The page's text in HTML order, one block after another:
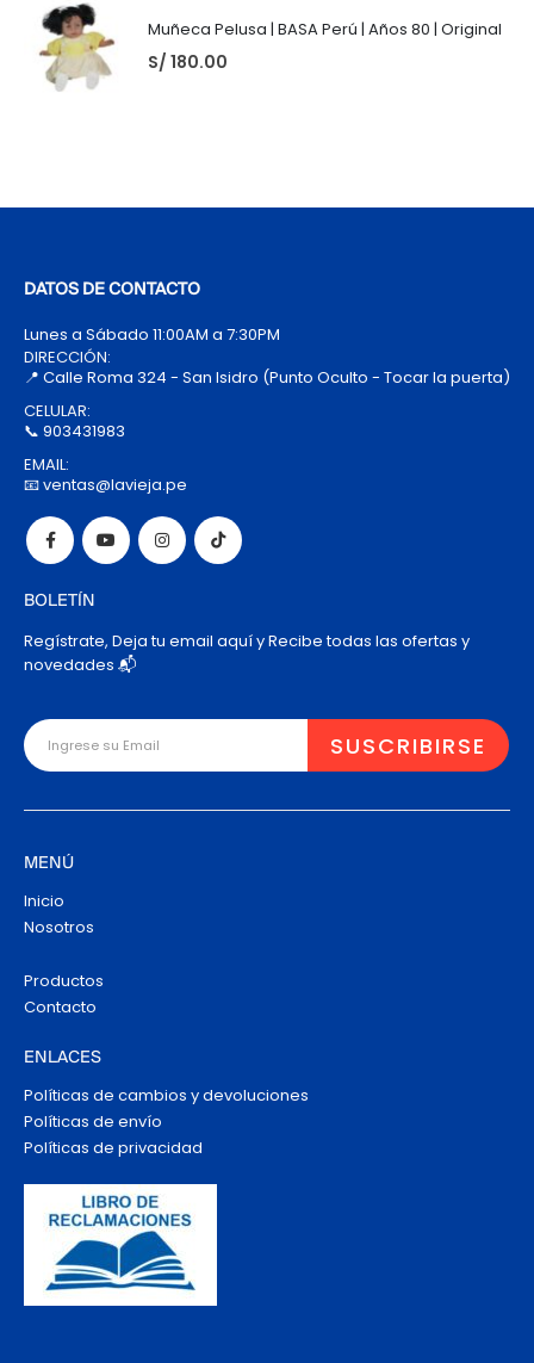
Muñeca Pelusa | BASA Perú | Años 80 | Original
S/ 180.00
DATOS DE CONTACTO
Lunes a Sábado 11:00AM a 7:30PM
DIRECCIÓN:
📍 Calle Roma 324 - San Isidro (Punto Oculto - Tocar la puerta)
CELULAR:
📞 903431983
EMAIL:
📧 ventas@lavieja.pe
BOLETÍN
Regístrate, Deja tu email aquí y Recibe todas las ofertas y
novedades 📬
MENÚ
Inicio
Nosotros
Productos
Contacto
ENLACES
Políticas de cambios y devoluciones
Políticas de envío
Políticas de privacidad